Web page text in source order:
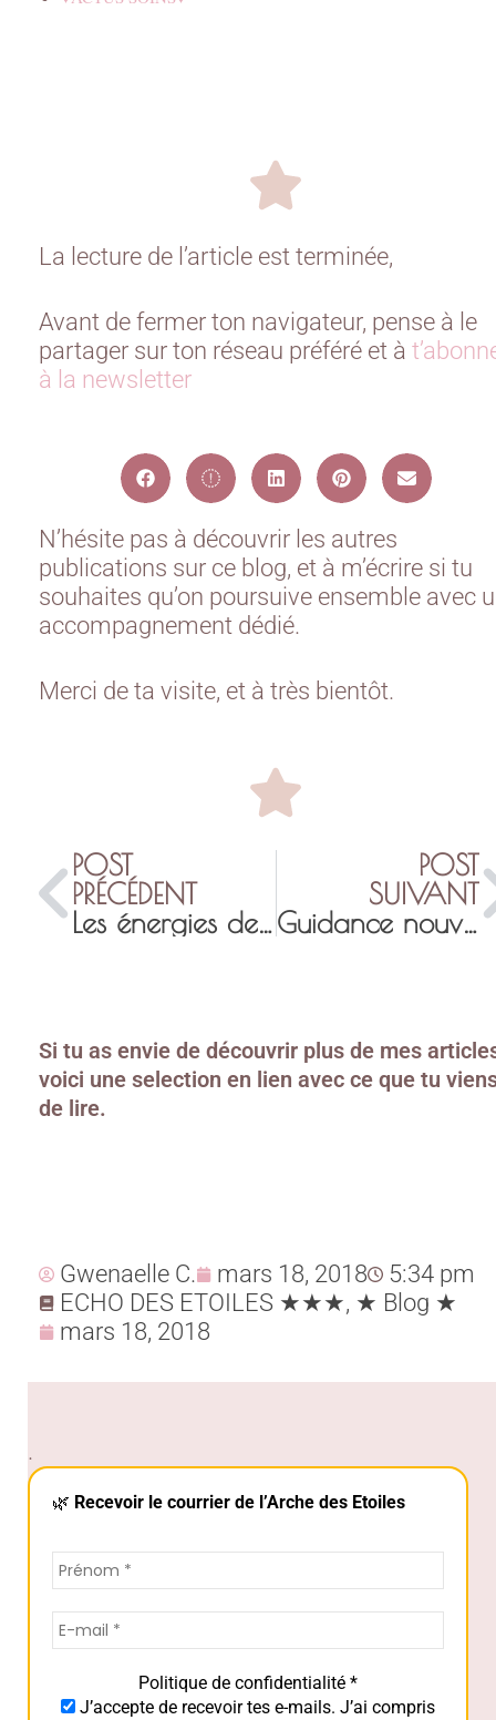
La lecture de l’article est terminée,
Avant de fermer ton navigateur, pense à le
partager sur ton réseau préféré et à
à la newsletter
N’hésite pas à découvrir les autres
publications sur ce blog, et à m’écrire si tu
souhaites qu’on poursuive ensemble avec
accompagnement dédié.
Merci de ta visite, et à très bientôt.
POST
PRÉCÉDENT
Les énergies de 2018 – Osez le changement
POST
SUIVANT
Guidance nouvelle lune du 17 mars au 15 avril 2018 : se reconnaître
Si tu as envie de découvrir plus de mes
voici une selection en lien avec ce que tu
de lire.
Gwenaelle C. mars 18, 2018
5:34 pm
ECHO DES ETOILES ★★★, ★ Blog ★
mars 18, 2018
.
🌿 Recevoir le courrier de l’Arche des Etoiles
Politique de confidentialité *
J’accepte de recevoir tes e-mails. J’ai compris